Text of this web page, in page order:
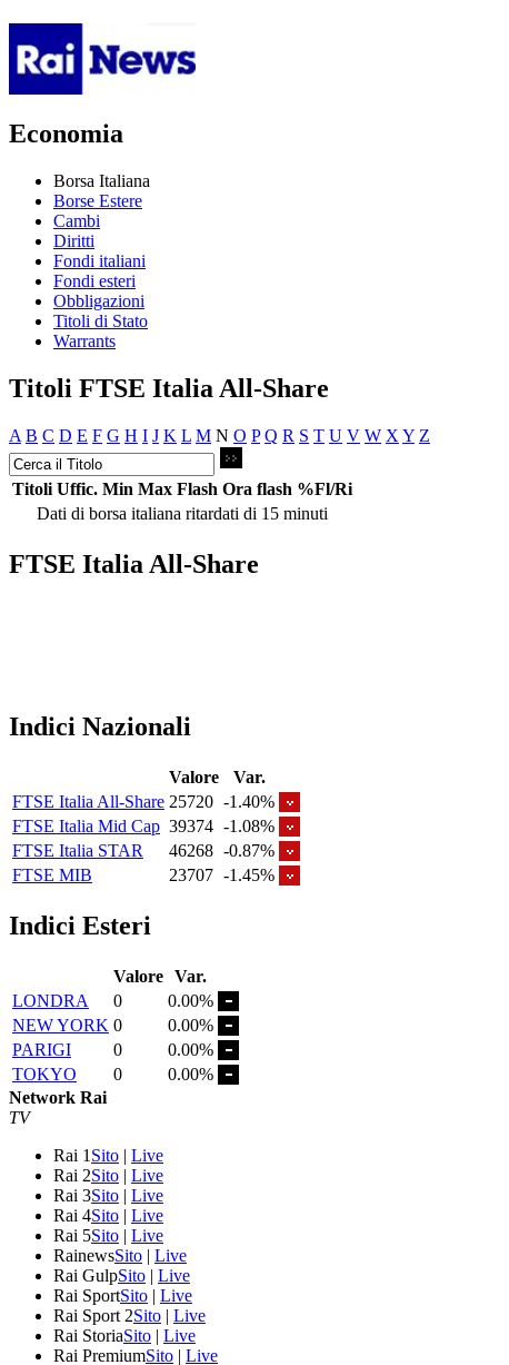
Economia
Borsa Italiana
Borse Estere
Cambi
Diritti
Fondi italiani
Fondi esteri
Obbligazioni
Titoli di Stato
Warrants
Titoli FTSE Italia All-Share
A B C D E F G H I J K L M N O P Q R S T U V W X Y Z
Titoli Uffic. Min Max Flash Ora flash %Fl/Ri
Dati di borsa italiana ritardati di 15 minuti
FTSE Italia All-Share
Indici Nazionali
Valore
Var.
FTSE Italia All-Share 25720 -1.40%
FTSE Italia Mid Cap 39374 -1.08%
FTSE Italia STAR
46268 -0.87%
FTSE MIB
23707 -1.45%
Indici Esteri
Valore Var.
LONDRA
0
0.00%
NEW YORK 0
0.00%
PARIGI
0
0.00%
TOKYO
0
0.00%
Network Rai
TV
Rai 1 Sito | Live
Rai 2Sito | Live
Rai 3Sito | Live
Rai 4Sito | Live
Rai 5Sito | Live
RainewsSito | Live
Rai GulpSito | Live
Rai SportSito | Live
Rai Sport 2Sito | Live
Rai StoriaSito | Live
Rai PremiumSito | Live